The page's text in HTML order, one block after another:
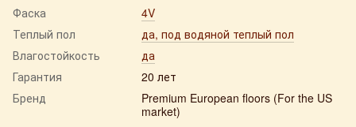
Фаска
4V
Теплый пол
да, под водяной теплый пол
Влагостойкость
да
Гарантия
20 лет
Бренд
Premium European floors (For the US
market)